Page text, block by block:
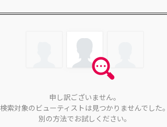
申し訳ございません。
検索対象のビューティストは見つかりませんでした。
別の方法でお試しください。